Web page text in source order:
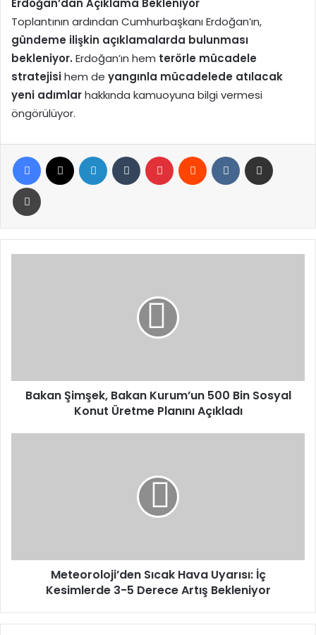
Erdoğan’dan Açıklama Bekleniyor
Toplantının ardından Cumhurbaşkanı Erdoğan’ın,
gündeme ilişkin açıklamalarda bulunması
bekleniyor. Erdoğan’ın hem terörle mücadele
stratejisihem de yangınla mücadelede atılacak
yeni adımlarhakkında kamuoyuna bilgi vermesi
öngörülüyor.
Facebook LinkedIn Tumblr Pinterest Reddit VKontakte
Yazdır
Üretme
Planını
Bakan Şimşek, Bakan Kurum’un 500 Bin Sosyal
Konut Üretme Planını Açıkladı
Derece
Bekleniyor
Meteoroloji’den Sıcak Hava Uyarısı: İç
Kesimlerde 3-5 Derece Artış Bekleniyor